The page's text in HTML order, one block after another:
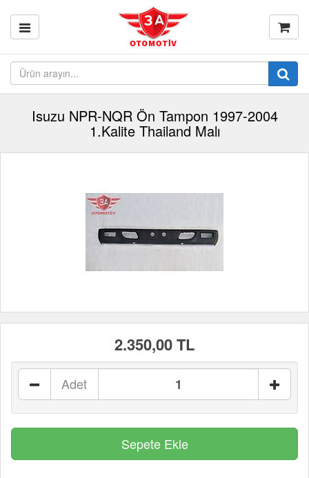
Isuzu NPR-NQR Ön Tampon 1997-2004
1.Kalite Thailand Malı
2.350,00 TL
Adet